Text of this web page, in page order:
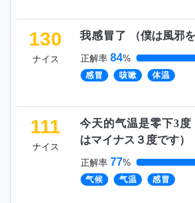
130
ナイス
我感冒了 （僕は風邪
正解率 84%
感冒 咳嗽 体温
111
ナイス
今天的气温是零下3度
はマイナス３度です）
正解率 77%
气候 气温 感冒